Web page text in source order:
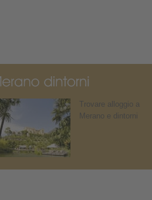
Trovare alloggio a
Merano e dintorni